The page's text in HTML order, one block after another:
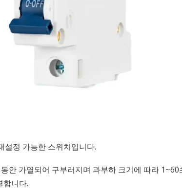
설정 가능한 스위치입니다.
안 가열되어 구부러지며 과부하 크기에 따라
합니다.